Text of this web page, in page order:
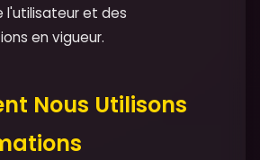
l'utilisateur et des
en vigueur.
Nous Utilisons